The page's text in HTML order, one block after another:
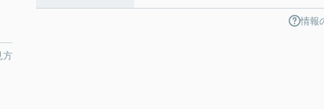
方
情報